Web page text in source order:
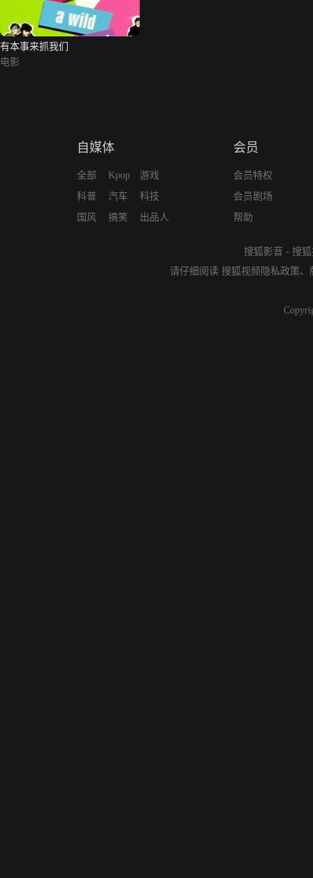
有本事来抓我们
电影
自媒体
全部
科普
国风
Kpop
汽车
搞笑
游戏
科技
出品人
会员
会员特权
会员剧场
帮助
搜狐影音 - 搜
请仔细阅读 搜狐视频隐私政策、